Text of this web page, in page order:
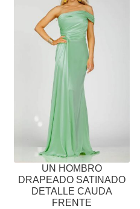
UN HOMBRO
DRAPEADO SATINADO
DETALLE CAUDA
FRENTE
MÚLTIPLES
VARIANTES.
OPCIONES
PUEDEN
PÁGINA
PRODUCTO